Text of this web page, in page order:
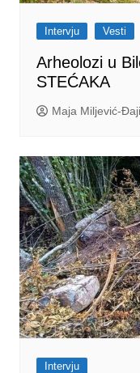
Intervju Vesti
Arheolozi u
STEĆAKA
Maja Miljević-
Intervju